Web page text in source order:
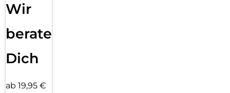
Wir
beraten
Dich
ab 19,95 €